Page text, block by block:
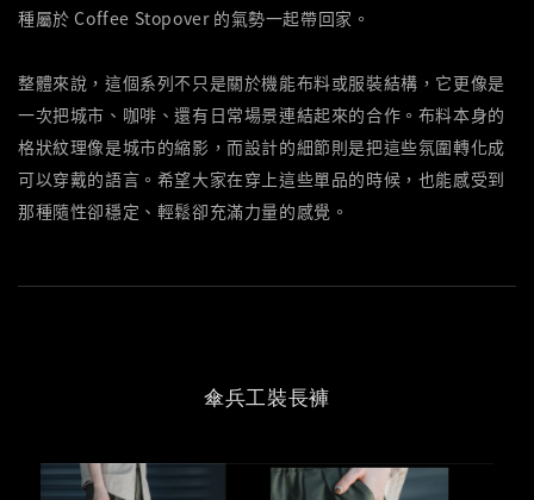
種屬於 Coffee Stopover 的氣勢一起帶回家。
整體來說，這個系列不只是關於機能布料或服裝結構，它更像是
一次把城市、咖啡、還有日常場景連結起來的合作。布料本身的
格狀紋理像是城市的縮影，而設計的細節則是把這些氛圍轉化成
可以穿戴的語言。希望大家在穿上這些單品的時候，也能感受到
那種隨性卻穩定、輕鬆卻充滿力量的感覺。
傘兵工裝長褲